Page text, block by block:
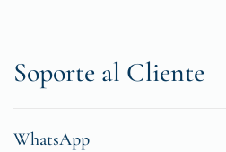
Soporte al Cliente
WhatsApp